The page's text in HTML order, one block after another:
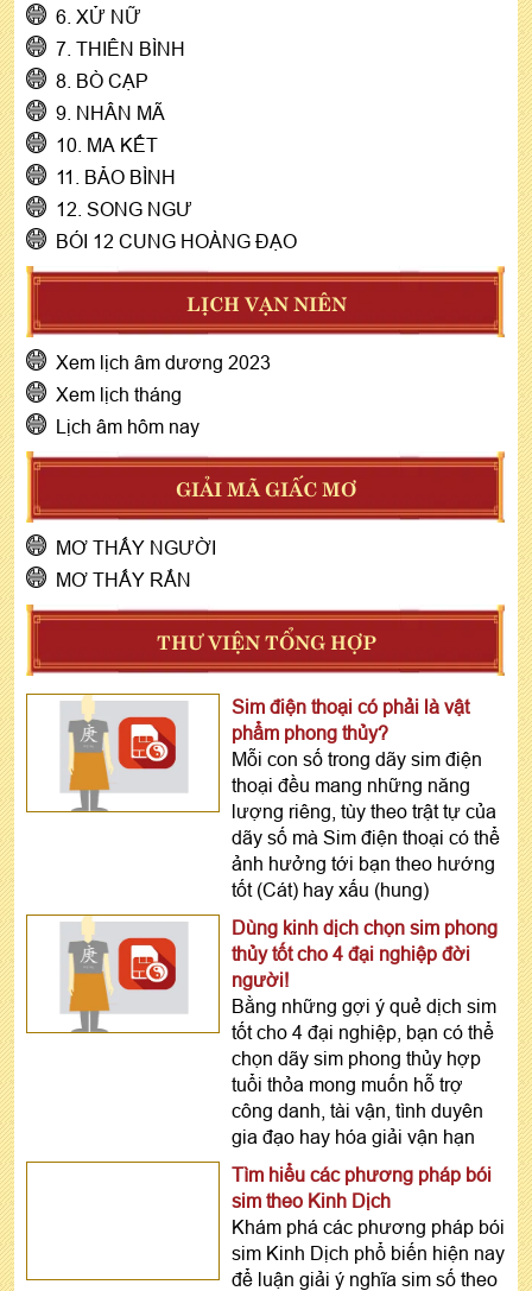
6. XỬ NỮ
7. THIÊN BÌNH
8. BÒ CẠP
9. NHÂN MÃ
10. MA KẾT
11. BẢO BÌNH
12. SONG NGƯ
BÓI 12 CUNG HOÀNG ĐẠO
LỊCH VẠN NIÊN
Xem lịch âm dương 2023
Xem lịch tháng
Lịch âm hôm nay
GIẢI MÃ GIẤC MƠ
MƠ THẤY NGƯỜI
MƠ THẤY RẮN
THƯ VIỆN TỔNG HỢP
Sim điện thoại có phải là vật
phẩm phong thủy?
Mỗi con số trong dãy sim điện
thoại đều mang những năng
lượng riêng, tùy theo trật tự của
dãy số mà Sim điện thoại có thể
ảnh hưởng tới bạn theo hướng
tốt (Cát) hay xấu (hung)
Dùng kinh dịch chọn sim phong
thủy tốt cho 4 đại nghiệp đời
người!
Bằng những gợi ý quẻ dịch sim
tốt cho 4 đại nghiệp, bạn có thể
chọn dãy sim phong thủy hợp
tuổi thỏa mong muốn hỗ trợ
công danh, tài vận, tình duyên
gia đạo hay hóa giải vận hạn
Tìm hiểu các phương pháp bói
sim theo Kinh Dịch
Khám phá các phương pháp bói
sim Kinh Dịch phổ biến hiện nay
để luận giải ý nghĩa sim số theo